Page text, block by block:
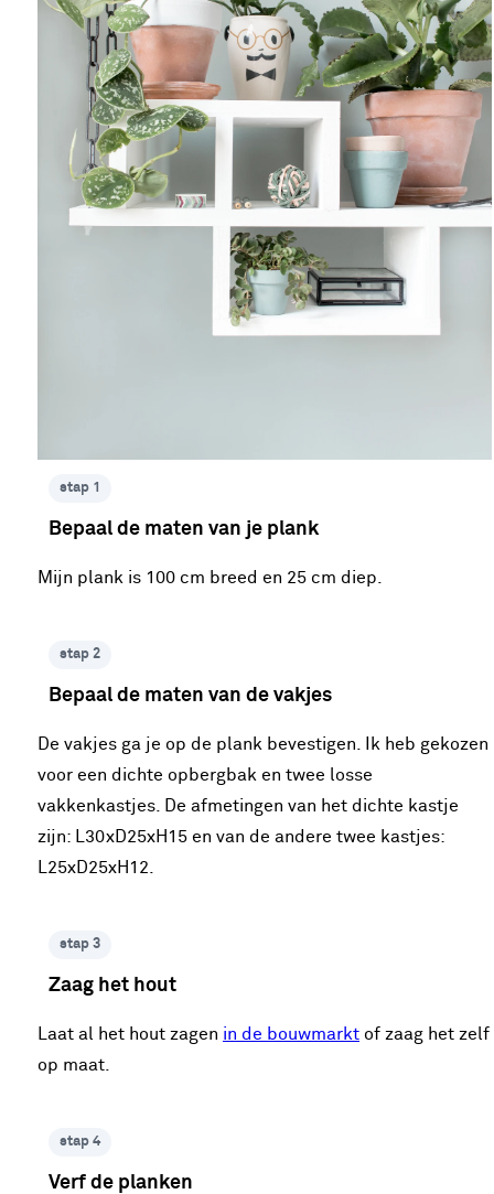
stap 1
Bepaal de maten van je plank
Mijn plank is 100 cm breed en 25 cm diep.
stap 2
Bepaal de maten van de vakjes
De vakjes ga je op de plank bevestigen. Ik heb gekozen
voor een dichte opbergbak en twee losse
vakkenkastjes. De afmetingen van het dichte kastje
zijn: L30xD25xH15 en van de andere twee kastjes:
L25xD25xH12.
stap 3
Zaag het hout
Laat al het hout zagen in de bouwmarkt of zaag het zelf
op maat.
stap 4
Verf de planken